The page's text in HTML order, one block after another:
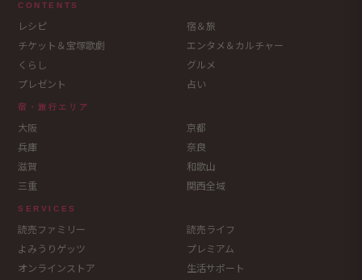
CONTENTS
レシピ
宿＆旅
チケット＆宝塚歌劇
エンタメ＆カルチャー
くらし
グルメ
プレゼント
占い
宿・旅行エリア
大阪
京都
兵庫
奈良
滋賀
和歌山
三重
関西全域
SERVICES
読売ファミリー
読売ライフ
よみうりゲッツ
プレミアム
オンラインストア
生活サポート